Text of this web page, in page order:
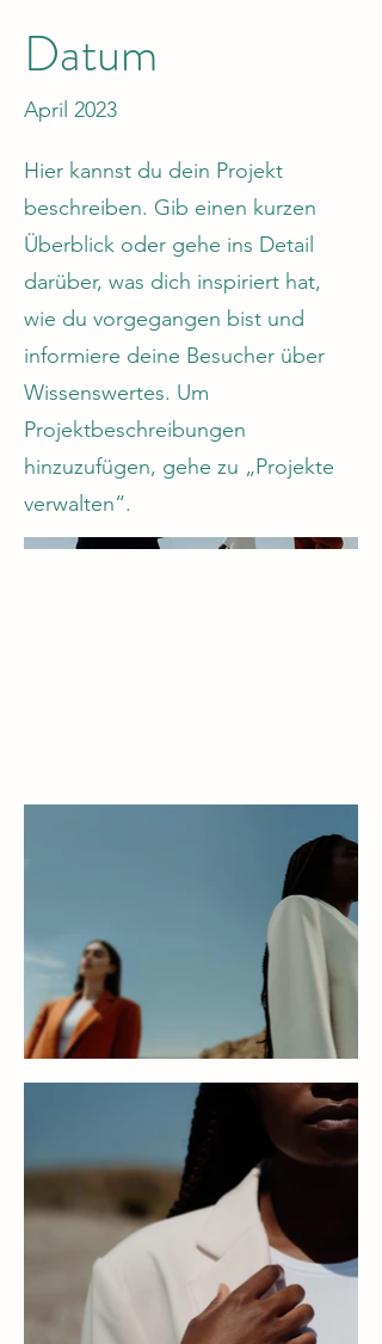
Datum
April 2023
Hier kannst du dein Projekt
beschreiben. Gib einen kurzen
Überblick oder gehe ins Detail
darüber, was dich inspiriert hat,
wie du vorgegangen bist und
informiere deine Besucher über
Wissenswertes. Um
Projektbeschreibungen
hinzuzufügen, gehe zu „Projekte
verwalten“.